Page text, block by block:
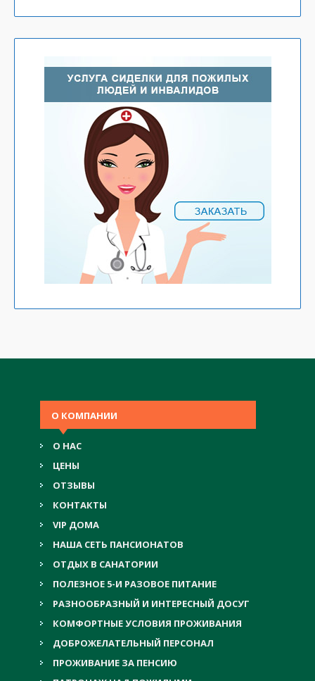
О КОМПАНИИ
О НАС
ЦЕНЫ
ОТЗЫВЫ
КОНТАКТЫ
VIP ДОМА
НАША СЕТЬ ПАНСИОНАТОВ
ОТДЫХ В САНАТОРИИ
ПОЛЕЗНОЕ 5-И РАЗОВОЕ ПИТАНИЕ
РАЗНООБРАЗНЫЙ И ИНТЕРЕСНЫЙ ДОСУГ
КОМФОРТНЫЕ УСЛОВИЯ ПРОЖИВАНИЯ
ДОБРОЖЕЛАТЕЛЬНЫЙ ПЕРСОНАЛ
ПРОЖИВАНИЕ ЗА ПЕНСИЮ